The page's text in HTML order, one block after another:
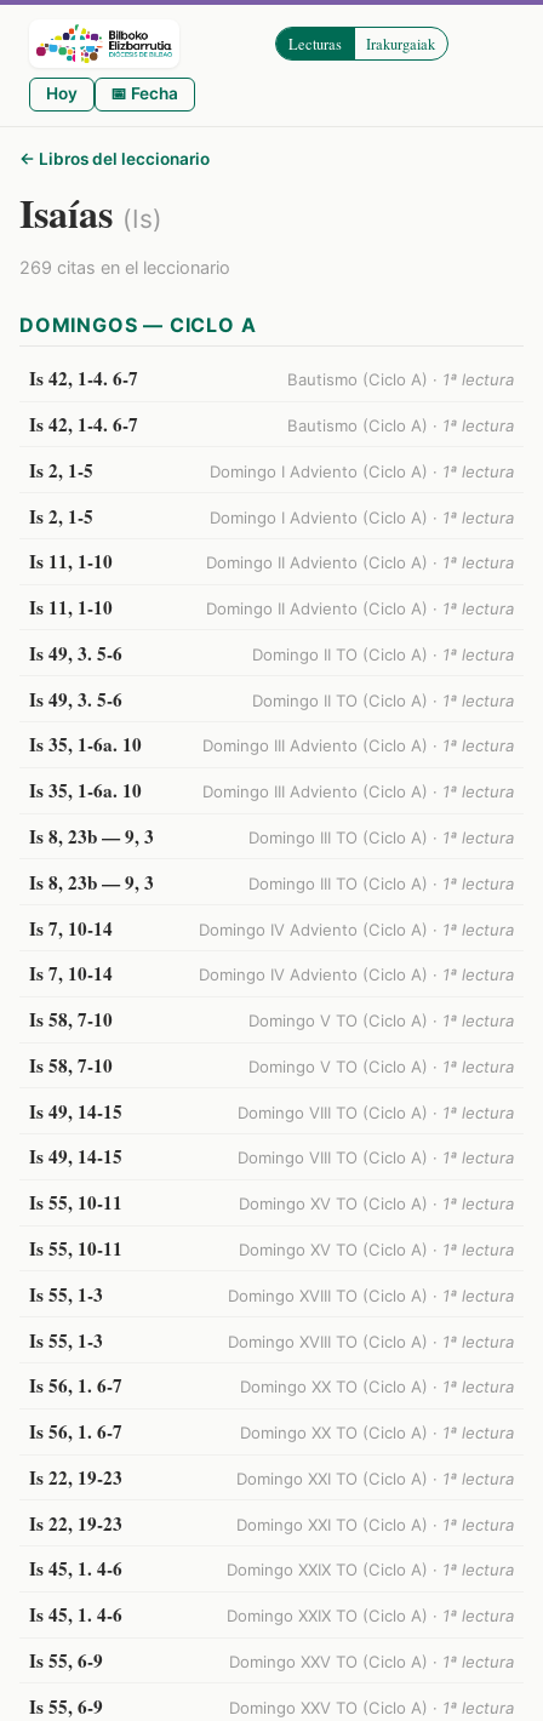
Lecturas Irakurgaiak
Hoy 📅 Fecha
← Libros del leccionario
Isaías (Is)
269 citas en el leccionario
DOMINGOS — CICLO A
Is 42, 1-4. 6-7 Bautismo (Ciclo A) · 1ª lectura
Is 42, 1-4. 6-7 Bautismo (Ciclo A) · 1ª lectura
Is 2, 1-5 Domingo I Adviento (Ciclo A) · 1ª lectura
Is 2, 1-5 Domingo I Adviento (Ciclo A) · 1ª lectura
Is 11, 1-10 Domingo II Adviento (Ciclo A) · 1ª lectura
Is 11, 1-10 Domingo II Adviento (Ciclo A) · 1ª lectura
Is 49, 3. 5-6 Domingo II TO (Ciclo A) · 1ª lectura
Is 49, 3. 5-6 Domingo II TO (Ciclo A) · 1ª lectura
Is 35, 1-6a. 10 Domingo III Adviento (Ciclo A) · 1ª lectura
Is 35, 1-6a. 10 Domingo III Adviento (Ciclo A) · 1ª lectura
Is 8, 23b — 9, 3 Domingo III TO (Ciclo A) · 1ª lectura
Is 8, 23b — 9, 3 Domingo III TO (Ciclo A) · 1ª lectura
Is 7, 10-14 Domingo IV Adviento (Ciclo A) · 1ª lectura
Is 7, 10-14 Domingo IV Adviento (Ciclo A) · 1ª lectura
Is 58, 7-10 Domingo V TO (Ciclo A) · 1ª lectura
Is 58, 7-10 Domingo V TO (Ciclo A) · 1ª lectura
Is 49, 14-15 Domingo VIII TO (Ciclo A) · 1ª lectura
Is 49, 14-15 Domingo VIII TO (Ciclo A) · 1ª lectura
Is 55, 10-11 Domingo XV TO (Ciclo A) · 1ª lectura
Is 55, 10-11 Domingo XV TO (Ciclo A) · 1ª lectura
Is 55, 1-3 Domingo XVIII TO (Ciclo A) · 1ª lectura
Is 55, 1-3 Domingo XVIII TO (Ciclo A) · 1ª lectura
Is 56, 1. 6-7 Domingo XX TO (Ciclo A) · 1ª lectura
Is 56, 1. 6-7 Domingo XX TO (Ciclo A) · 1ª lectura
Is 22, 19-23 Domingo XXI TO (Ciclo A) · 1ª lectura
Is 22, 19-23 Domingo XXI TO (Ciclo A) · 1ª lectura
Is 45, 1. 4-6 Domingo XXIX TO (Ciclo A) · 1ª lectura
Is 45, 1. 4-6 Domingo XXIX TO (Ciclo A) · 1ª lectura
Is 55, 6-9 Domingo XXV TO (Ciclo A) · 1ª lectura
Is 55, 6-9 Domingo XXV TO (Ciclo A) · 1ª lectura